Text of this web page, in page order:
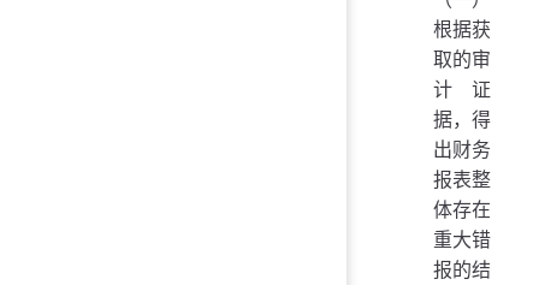
根据获
取的审
计证
据，得
出财务
报表整
体存在
重大错
报的结